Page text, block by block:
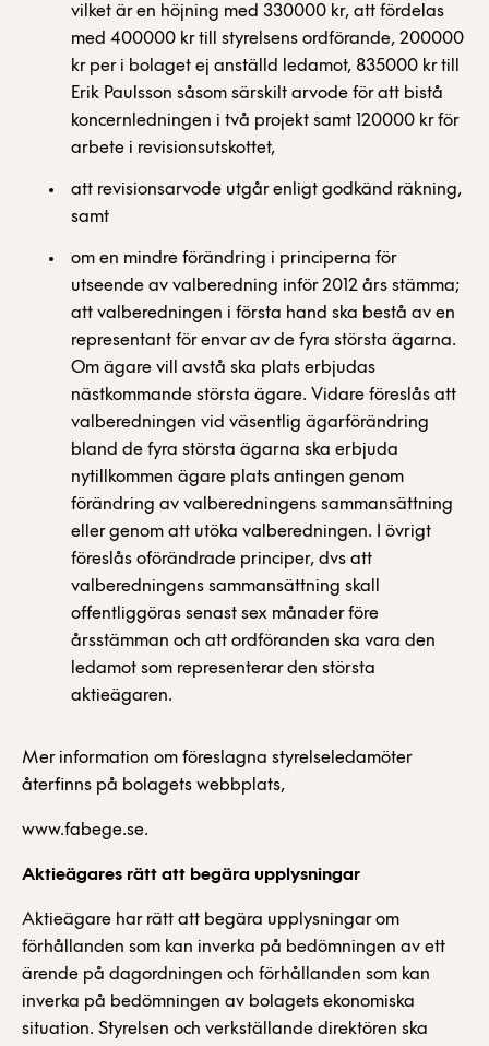
vilket är en höjning med 330000 kr, att fördelas
med 400000 kr till styrelsens ordförande, 200000
kr per i bolaget ej anställd ledamot, 835000 kr till
Erik Paulsson såsom särskilt arvode för att bistå
koncernledningen i två projekt samt 120000 kr för
arbete i revisionsutskottet,
att revisionsarvode utgår enligt godkänd räkning,
samt
om en mindre förändring i principerna för
utseende av valberedning inför 2012 års stämma;
att valberedningen i första hand ska bestå av en
representant för envar av de fyra största ägarna.
Om ägare vill avstå ska plats erbjudas
nästkommande största ägare. Vidare föreslås att
valberedningen vid väsentlig ägarförändring
bland de fyra största ägarna ska erbjuda
nytillkommen ägare plats antingen genom
förändring av valberedningens sammansättning
eller genom att utöka valberedningen. I övrigt
föreslås oförändrade principer, dvs att
valberedningens sammansättning skall
offentliggöras senast sex månader före
årsstämman och att ordföranden ska vara den
ledamot som representerar den största
aktieägaren.
Mer information om föreslagna styrelseledamöter
återfinns på bolagets webbplats,
www.fabege.se.
Aktieägares rätt att begära upplysningar
Aktieägare har rätt att begära upplysningar om
förhållanden som kan inverka på bedömningen av ett
ärende på dagordningen och förhållanden som kan
inverka på bedömningen av bolagets ekonomiska
situation. Styrelsen och verkställande direktören ska